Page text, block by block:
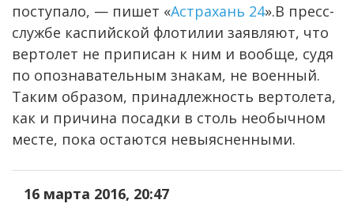
поступало, — пишет «Астрахань 24».В пресс-
службе каспийской флотилии заявляют, что
вертолет не приписан к ним и вообще, судя
по опознавательным знакам, не военный.
Таким образом, принадлежность вертолета,
как и причина посадки в столь необычном
месте, пока остаются невыясненными.
16 марта 2016, 20:47